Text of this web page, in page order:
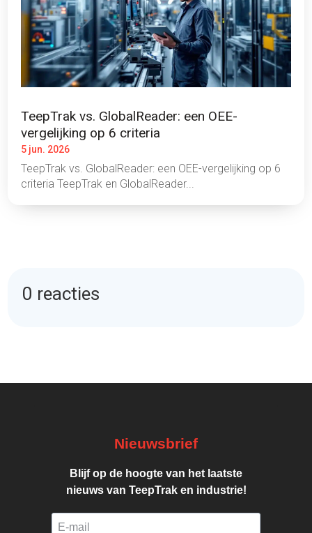
TeepTrak vs. GlobalReader: een OEE-
vergelijking op 6 criteria
5 jun. 2026
TeepTrak vs. GlobalReader: een OEE-vergelijking op 6
criteria TeepTrak en GlobalReader...
0 reacties
Nieuwsbrief
Blijf op de hoogte van het laatste
nieuws van TeepTrak en industrie!